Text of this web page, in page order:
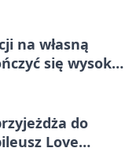
na własną
się wysoką
do
Love